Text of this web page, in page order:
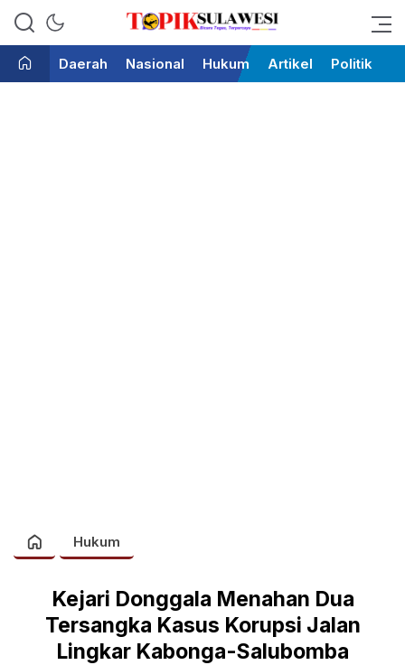
Topik Sulawesi
Bicara Tegas Terpercaya
Daerah
Nasional Hukum Artikel Politik
Hukum
Kejari Donggala Menahan Dua
Tersangka Kasus Korupsi Jalan
Lingkar Kabonga-Salubomba